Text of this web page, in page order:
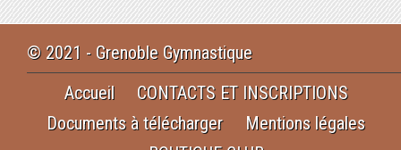
© 2021 - Grenoble Gymnastique
Accueil
CONTACTS ET INSCRIPTIONS
Documents à télécharger
Mentions légales